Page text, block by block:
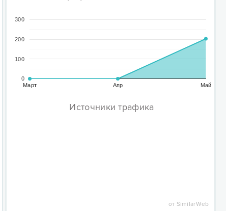
Март Апр Май
0
100
200
300
Источники трафика
от SimilarWeb